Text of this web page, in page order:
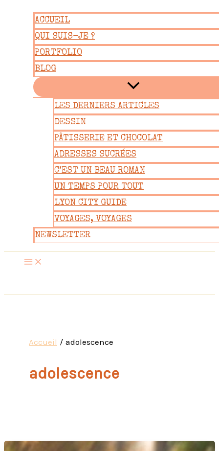
contenu
ACCUEIL
QUI SUIS-JE ?
PORTFOLIO
BLOG
LES DERNIERS ARTICLES
DESSIN
PÂTISSERIE ET CHOCOLAT
ADRESSES SUCRÉES
C’EST UN BEAU ROMAN
UN TEMPS POUR TOUT
LYON CITY GUIDE
VOYAGES, VOYAGES
NEWSLETTER
Accueil adolescence
adolescence